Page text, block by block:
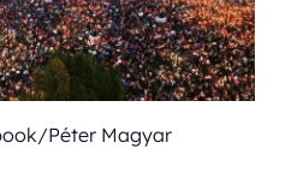
Péter Magyar